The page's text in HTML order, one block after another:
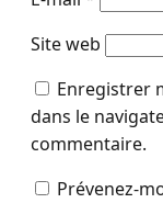
Site web
Enregistrer
dans le
commentaire.
Prévenez-